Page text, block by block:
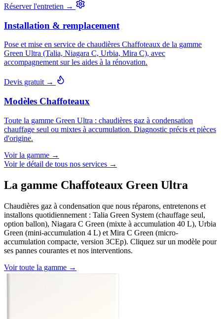
Réserver l'entretien →
Installation & remplacement
Pose et mise en service de chaudières Chaffoteaux de la gamme
Green Ultra (Talia, Niagara C, Urbia, Mira C), avec
accompagnement sur les aides à la rénovation.
Devis gratuit →
Modèles Chaffoteaux
Toute la gamme Green Ultra : chaudières gaz à condensation
chauffage seul ou mixtes à accumulation. Diagnostic précis et pièces
d'origine.
Voir la gamme →
Voir le détail de tous nos services →
La gamme Chaffoteaux Green Ultra
Chaudières gaz à condensation que nous réparons, entretenons et
installons quotidiennement : Talia Green System (chauffage seul,
option ballon), Niagara C Green (mixte à accumulation 40 L), Urbia
Green (mini-accumulation 4 L) et Mira C Green (micro-
accumulation compacte, version 3CEp). Cliquez sur un modèle pour
ses pannes courantes et nos interventions.
Voir toute la gamme →